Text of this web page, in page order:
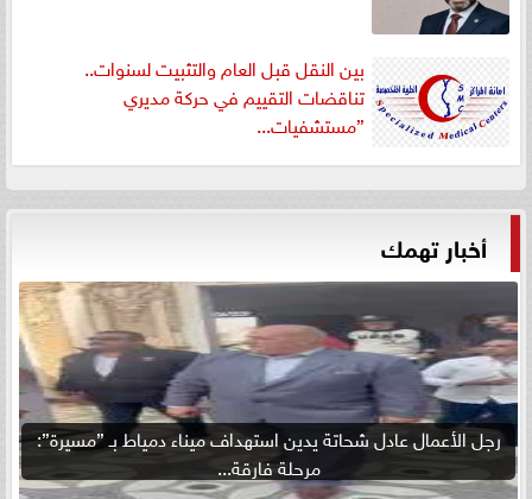
بين النقل قبل العام والتثبيت لسنوات..
تناقضات التقييم في حركة مديري
”مستشفيات...
أخبار تهمك
رجل الأعمال عادل شحاتة يدين استهداف ميناء دمياط بـ ”مسيرة”:
مرحلة فارقة...